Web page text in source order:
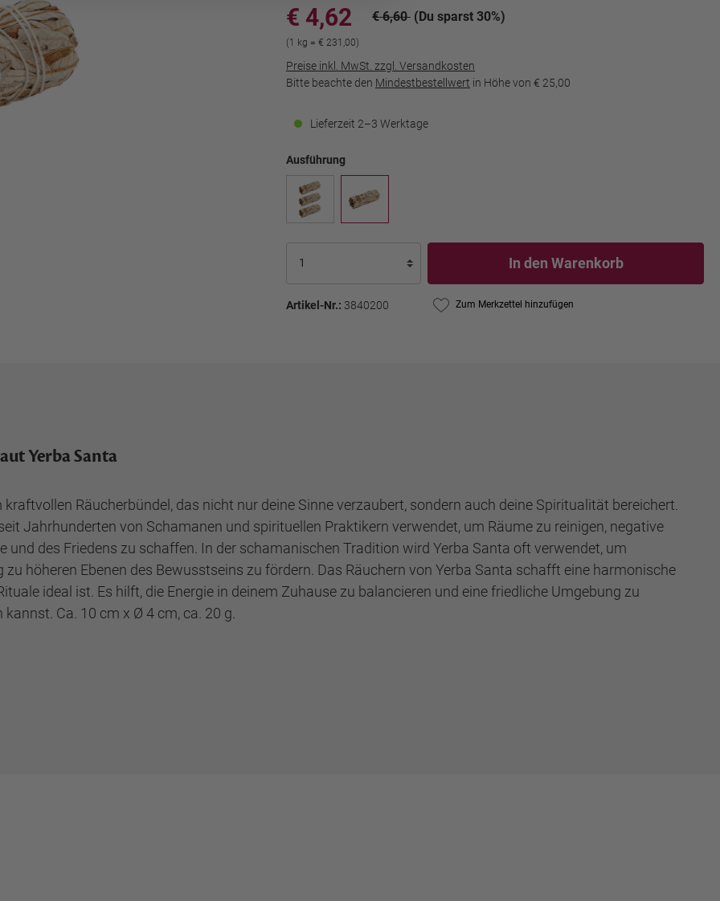
€ 4,62 € 6,60 (Du sparst 30%)
(1 kg = € 231,00)
Preise inkl. MwSt. zzgl. Versandkosten
Bitte beachte den Mindestbestellwert in Höhe von € 25,00
Lieferzeit 2–3 Werktage
Ausführung
In den Warenkorb
Artikel-Nr.: 3840200 Zum Merkzettel hinzufügen
Yerba Santa
Räucherbündel, das nicht nur deine Sinne verzaubert, sondern auch deine Spiritualität bereichert.
Jahrhunderten von Schamanen und spirituellen Praktikern verwendet, um Räume zu reinigen, negative
und des Friedens zu schaffen. In der schamanischen Tradition wird Yerba Santa oft verwendet, um
höheren Ebenen des Bewusstseins zu fördern. Das Räuchern von Yerba Santa schafft eine harmonische
ideal ist. Es hilft, die Energie in deinem Zuhause zu balancieren und eine friedliche Umgebung zu
Ca. 10 cm x Ø 4 cm, ca. 20 g.